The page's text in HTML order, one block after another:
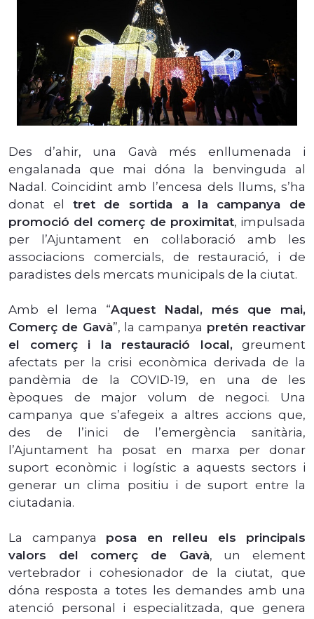
Des d’ahir, una Gavà més enllumenada i
engalanada que mai dóna la benvinguda al
Nadal. Coincidint amb l’encesa dels llums, s’ha
donat el tret de sortida a la campanya de
promoció del comerç de proximitat, impulsada
per l’Ajuntament en col·laboració amb les
associacions comercials, de restauració, i de
paradistes dels mercats municipals de la ciutat.
Amb el lema “Aquest Nadal, més que mai,
Comerç de Gavà”, la campanya pretén reactivar
el comerç i la restauració local,greument
afectats per la crisi econòmica derivada de la
pandèmia de la COVID-19, en una de les
èpoques de major volum de negoci. Una
campanya que s’afegeix a altres accions que,
des de l’inici de l’emergència sanitària,
l’Ajuntament ha posat en marxa per donar
suport econòmic i logístic a aquests sectors i
generar un clima positiu i de suport entre la
ciutadania.
La campanya posa en relleu els principals
valors del comerç de Gavà, un element
vertebrador i cohesionador de la ciutat, que
dóna resposta a totes les demandes amb una
atenció personal i especialitzada, que genera